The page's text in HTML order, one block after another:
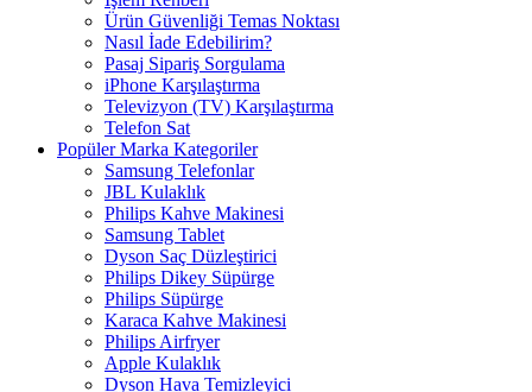
Ürün Güvenliği Temas Noktası
Nasıl İade Edebilirim?
Pasaj Sipariş Sorgulama
iPhone Karşılaştırma
Televizyon (TV) Karşılaştırma
Telefon Sat
Popüler Marka Kategoriler
Samsung Telefonlar
JBL Kulaklık
Philips Kahve Makinesi
Samsung Tablet
Dyson Saç Düzleştirici
Philips Dikey Süpürge
Philips Süpürge
Karaca Kahve Makinesi
Philips Airfryer
Apple Kulaklık
Dyson Hava Temizleyici